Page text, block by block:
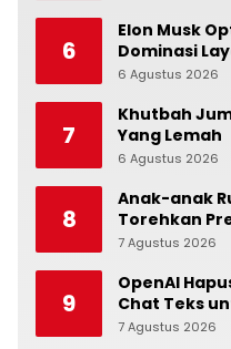
6
Elon Musk
Dominasi
6 Agustus 2026
7
Khutbah
Yang Lemah
6 Agustus 2026
8
Anak-anak
Torehkan
Anak
7 Agustus 2026
9
OpenAI
Chat Teks
7 Agustus 2026